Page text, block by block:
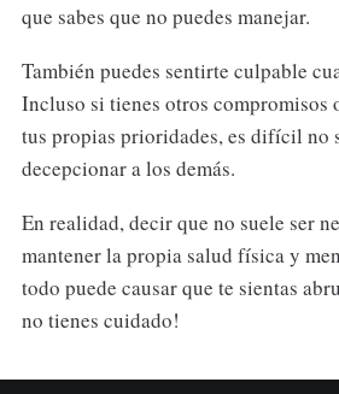
que sabes que no puedes manejar.
También puedes sentirte culpable
Incluso si tienes otros compromisos
tus propias prioridades, es difícil no
decepcionar a los demás.
En realidad, decir que no suele ser
mantener la propia salud física y
todo puede causar que te sientas
no tienes cuidado!